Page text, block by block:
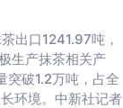
出口1241.97吨，
生产抹茶相关产
突破1.2万吨，占全
环境。中新社记者